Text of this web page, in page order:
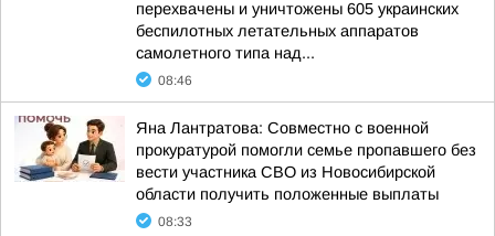
перехвачены и уничтожены 605 украинских
беспилотных летательных аппаратов
самолетного типа над...
08:46
Яна Лантратова: Совместно с военной
прокуратурой помогли семье пропавшего без
вести участника СВО из Новосибирской
области получить положенные выплаты
08:33